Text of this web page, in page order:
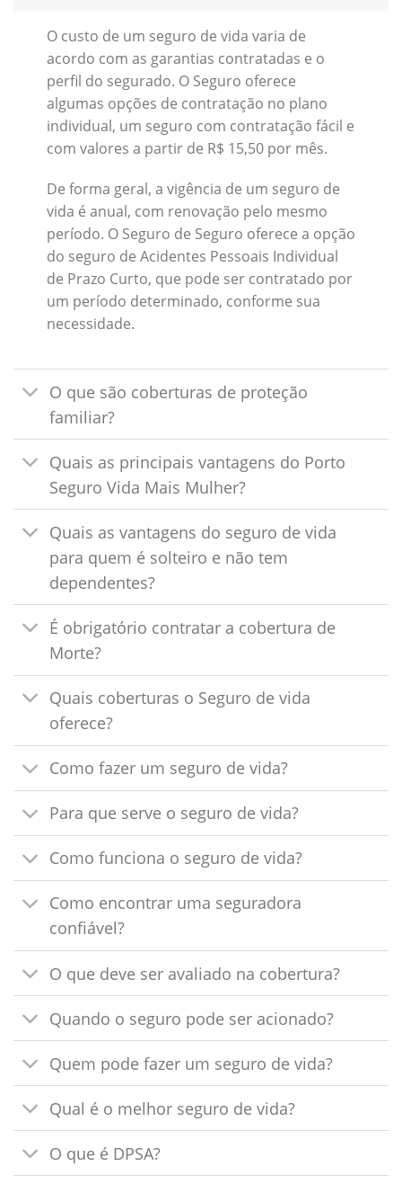
O custo de um seguro de vida varia de
acordo com as garantias contratadas e o
perfil do segurado. O Seguro oferece
algumas opções de contratação no plano
individual, um seguro com contratação fácil e
com valores a partir de R$ 15,50 por mês.
De forma geral, a vigência de um seguro de
vida é anual, com renovação pelo mesmo
período. O Seguro de Seguro oferece a opção
do seguro de Acidentes Pessoais Individual
de Prazo Curto, que pode ser contratado por
um período determinado, conforme sua
necessidade.
O que são coberturas de proteção
familiar?
Quais as principais vantagens do Porto
Seguro Vida Mais Mulher?
Quais as vantagens do seguro de vida
para quem é solteiro e não tem
dependentes?
É obrigatório contratar a cobertura de
Morte?
Quais coberturas o Seguro de vida
oferece?
Como fazer um seguro de vida?
Para que serve o seguro de vida?
Como funciona o seguro de vida?
Como encontrar uma seguradora
confiável?
O que deve ser avaliado na cobertura?
Quando o seguro pode ser acionado?
Quem pode fazer um seguro de vida?
Qual é o melhor seguro de vida?
O que é DPSA?